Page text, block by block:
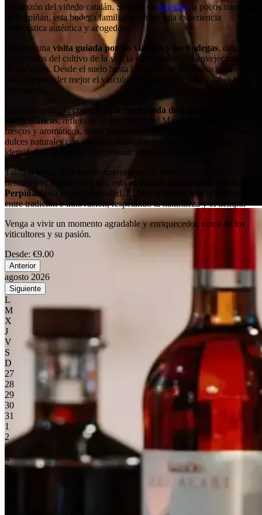
el corazón del viñedo catalán. Situado en Saleilles, a pocos minutos
de Perpiñán, esta bodega familiar le ofrece una experiencia
enoturística auténtica y acogedora.
Durante una visita guiada por los viñedos y las bodegas, descubra
los secretos del cultivo de la vid, la vinificación y el envejecimiento
de los vinos. Desde el suelo hasta la botella, se le explica cada etapa
para comprender mejor el vínculo entre terruño, clima y saber hacer
La visita continúa con una
cata comentada de 8 añadas
emblemáticas, reflejo de la diversidad del Mas Alart: blancos
frescos y aromáticos, tintos potentes y estructurados, así como vinos
dulces naturales con aromas cautivadores. Cada vino revela la
identidad de la finca y la expresión singular de su terruño.
Tanto si es un aficionado experto como si tiene curiosidad por
descubrir el mundo del vino, esta actividad enoturística cerca de
Perpiñán está hecha para usted. El Mas Alart encarna la alianza
entre tradición e innovación, respetando la naturaleza y el tiempo.
Venga a vivir un momento agradable y enriquecedor, cerca de los
viticultores y su pasión.
Desde: €9.00
Anterior
agosto 2026
Siguiente
L
M
X
J
V
S
D
27
28
29
30
31
1
2
3
4
5